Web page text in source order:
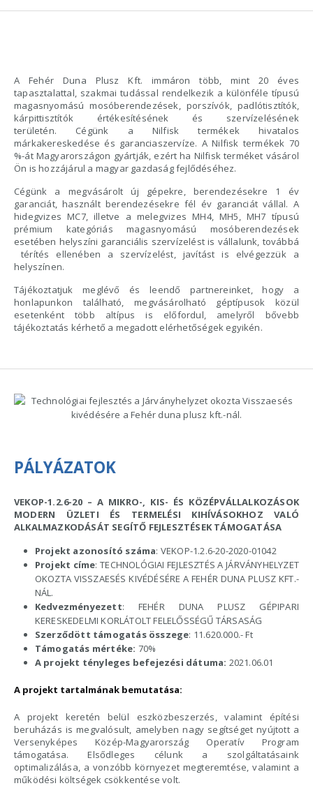
A Fehér Duna Plusz Kft. immáron több, mint 20 éves
tapasztalattal, szakmai tudással rendelkezik a különféle típusú
magasnyomású mosóberendezések, porszívók, padlótisztítók,
kárpittisztítók értékesítésének és szervízelésének
területén. Cégünk a Nilfisk termékek hivatalos
márkakereskedése és garanciaszervíze. A Nilfisk termékek 70
%-át Magyarországon gyártják, ezért ha Nilfisk terméket vásárol
Ön is hozzájárul a magyar gazdaság fejlődéséhez.
Cégünk a megvásárolt új gépekre, berendezésekre 1 év
garanciát, használt berendezésekre fél év garanciát vállal. A
hidegvizes MC7, illetve a melegvizes MH4, MH5, MH7 típusú
prémium kategóriás magasnyomású mosóberendezések
esetében helyszíni garanciális szervízelést is vállalunk, továbbá
térítés ellenében a szervízelést, javítást is elvégezzük a
helyszínen.
Tájékoztatjuk meglévő és leendő partnereinket, hogy a
honlapunkon található, megvásárolható géptípusok közül
esetenként több altípus is előfordul, amelyről bővebb
tájékoztatás kérhető a megadott elérhetőségek egyikén.
PÁLYÁZATOK
VEKOP-1.2.6-20 – A MIKRO-, KIS- ÉS KÖZÉPVÁLLALKOZÁSOK
MODERN ÜZLETI ÉS TERMELÉSI KIHÍVÁSOKHOZ VALÓ
ALKALMAZKODÁSÁT SEGÍTŐ FEJLESZTÉSEK TÁMOGATÁSA
Projekt azonosító száma: VEKOP-1.2.6-20-2020-01042
Projekt címe: TECHNOLÓGIAI FEJLESZTÉS A JÁRVÁNYHELYZET
OKOZTA VISSZAESÉS KIVÉDÉSÉRE A FEHÉR DUNA PLUSZ KFT.-
NÁL.
Kedvezményezett: FEHÉR DUNA PLUSZ GÉPIPARI
KERESKEDELMI KORLÁTOLT FELELŐSSÉGŰ TÁRSASÁG
Szerződött támogatás összege: 11.620.000.- Ft
Támogatás mértéke: 70%
A projekt tényleges befejezési dátuma: 2021.06.01
A projekt tartalmának bemutatása:
A projekt keretén belül eszközbeszerzés, valamint építési
beruházás is megvalósult, amelyben nagy segítséget nyújtott a
Versenyképes Közép-Magyarország Operatív Program
támogatása. Elsődleges célunk a szolgáltatásaink
optimalizálása, a vonzóbb környezet megteremtése, valamint a
működési költségek csökkentése volt.